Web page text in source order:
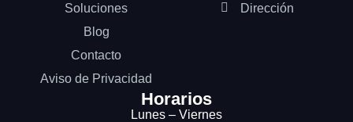
Soluciones
Blog
Contacto
Aviso de Privacidad
Dirección
Horarios
Lunes – Viernes